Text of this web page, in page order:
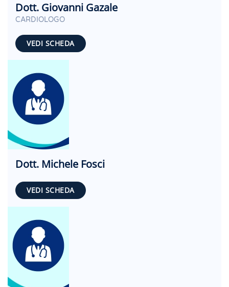
Dott. Giovanni Gazale
CARDIOLOGO
VEDI SCHEDA
Dott. Michele Fosci
VEDI SCHEDA